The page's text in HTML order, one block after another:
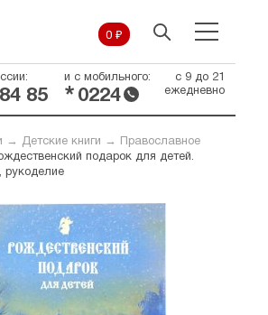
0 ₽
85
и с мобильного:
* 0224
с 9 до 21
ежедневно
→ Детские книги →
Православное
подарок для детей.
рукоделие